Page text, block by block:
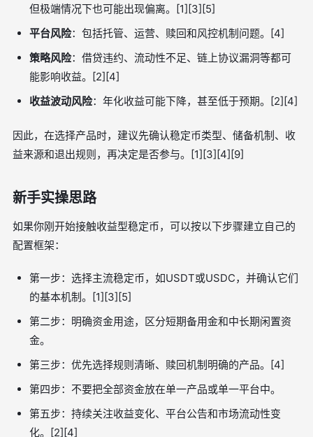
但极端情况下也可能出现偏离。[1][3][5]
平台风险：包括托管、运营、赎回和风控机制问题。[4]
策略风险：借贷违约、流动性不足、链上协议漏洞等都可
能影响收益。[2][4]
收益波动风险：年化收益可能下降，甚至低于预期。[2][4]
因此，在选择产品时，建议先确认稳定币类型、储备机制、收
益来源和退出规则，再决定是否参与。[1][3][4][9]
新手实操思路
如果你刚开始接触收益型稳定币，可以按以下步骤建立自己的
配置框架：
第一步：选择主流稳定币，如USDT或USDC，并确认它们
的基本机制。[1][3][5]
第二步：明确资金用途，区分短期备用金和中长期闲置资
金。
第三步：优先选择规则清晰、赎回机制明确的产品。[4]
第四步：不要把全部资金放在单一产品或单一平台中。
第五步：持续关注收益变化、平台公告和市场流动性变
化。[2][4]